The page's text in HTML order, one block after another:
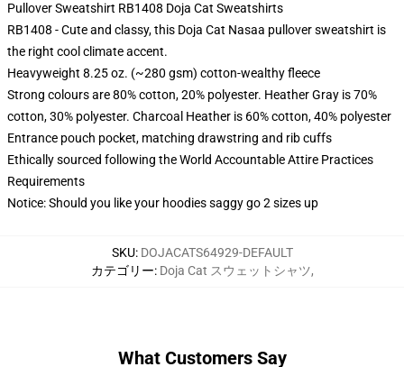
Pullover Sweatshirt RB1408 Doja Cat Sweatshirts
RB1408 - Cute and classy, this Doja Cat Nasaa pullover sweatshirt is
the right cool climate accent.
Heavyweight 8.25 oz. (~280 gsm) cotton-wealthy fleece
Strong colours are 80% cotton, 20% polyester. Heather Gray is 70%
cotton, 30% polyester. Charcoal Heather is 60% cotton, 40% polyester
Entrance pouch pocket, matching drawstring and rib cuffs
Ethically sourced following the World Accountable Attire Practices
Requirements
Notice: Should you like your hoodies saggy go 2 sizes up
SKU: DOJACATS64929-DEFAULT
カテゴリー: Doja Cat スウェットシャツ,
What Customers Say